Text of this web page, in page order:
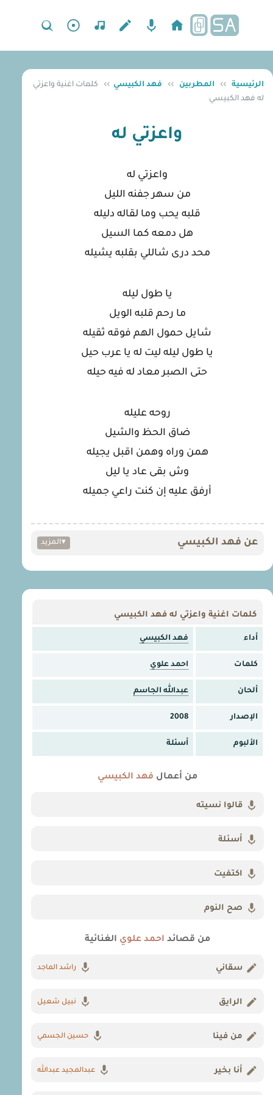
الرئيسية ›› المطربين ›› فهد الكبيسي ››
كلمات اغنية واعزتي
له فهد الكبيسي
واعزتي له
واعزتي له
من سهر جفنه الليل
قلبه يحب وما لقاله دليله
هل دمعه كما السيل
محد درى شاللي بقلبه يشيله
يا طول ليله
ما رحم قلبه الويل
شايل حمول الهم فوقه ثقيله
يا طول ليله ليت له يا عرب حيل
حتى الصبر معاد له فيه حيله
روحه عليله
ضاق الحظ والشيل
همن وراه وهمن اقبل يجيله
وش بقى عاد يا ليل
أرفق عليه إن كنت راعي جميله
عن فهد الكبيسي ▾المزيد
كلمات اغنية واعزتي له فهد الكبيسي
أداء فهد الكبيسي
كلمات احمد علوي
ألحان عبدالله الجاسم
الإصدار 2008
الألبوم أسئلة
من أعمال فهد الكبيسي
قالوا نسيته
أسئلة
اكتفيت
صح النوم
من قصائد احمد علوي الغنائية
سقاني راشد الماجد
الرايق نبيل شعيل
من فينا حسين الجسمي
أنا بخير عبدالمجيد عبدالله